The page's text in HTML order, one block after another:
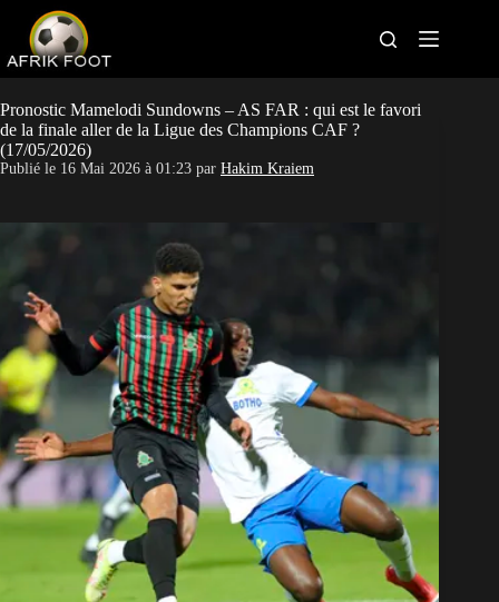
p
o
c
o
n
Bonus bookmakers
Pronostic Mamelodi Sundowns – AS FAR : qui est le favori
de la finale aller de la Ligue des Champions CAF ?
(17/05/2026)
Publié le 16 Mai 2026 à 01:23 par Hakim Kraiem